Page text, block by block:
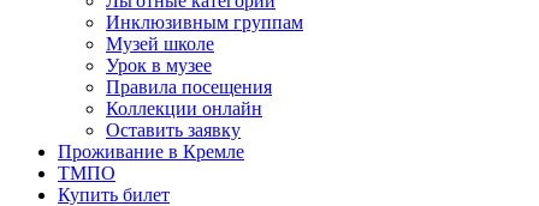
Инклюзивным группам
Музей школе
Урок в музее
Правила посещения
Коллекции онлайн
Оставить заявку
Проживание в Кремле
ТМПО
Купить билет